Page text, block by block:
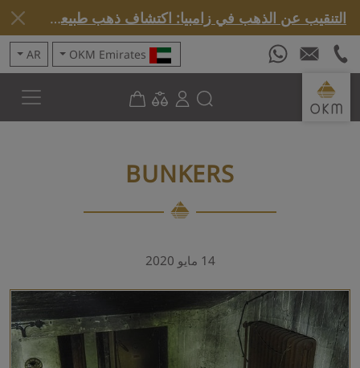
التنقيب عن الذهب في زامبيا: اكتشاف ذهب طبيعي بواسطة Rover C4 »
AR
BUNKERS
14 مايو 2020